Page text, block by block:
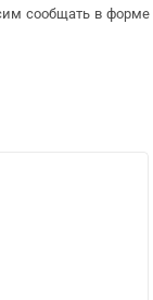
сообщать в форме